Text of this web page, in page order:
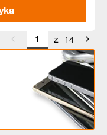
z 14